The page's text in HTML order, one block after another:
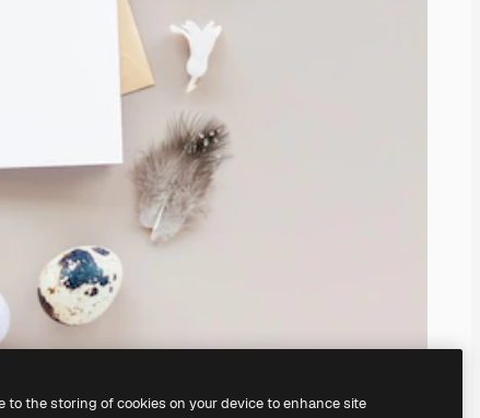
to the storing of cookies on your device to enhance site